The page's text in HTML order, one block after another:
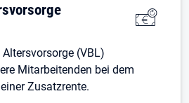
(VBL)
Mitarbeitenden bei dem
Zusatzrente.